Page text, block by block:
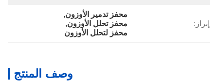
إبراز:
محفز تدمير الأوزون,
محفز تحلل الأوزون,
محفز لتحلل الأوزون
وصف المنتج